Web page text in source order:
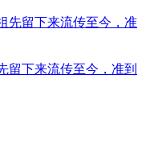
留下来流传至今，准到